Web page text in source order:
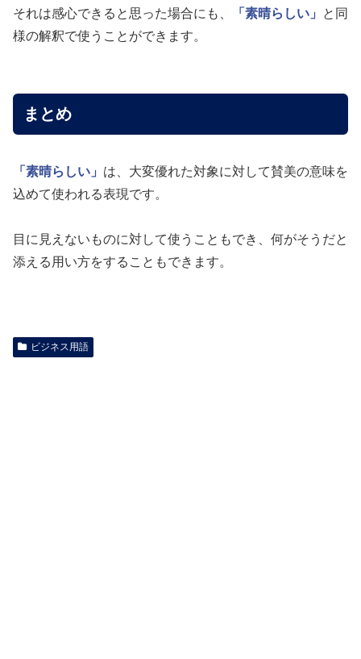
それは感心できると思った場合にも、
「素晴らしい」
と同
様の解釈で使うことができます。
まとめ
「素晴らしい」 は、大変優れた対象に対して賛美の意味を
込めて使われる表現です。
目に見えないものに対して使うこともでき、何がそうだと
添える用い方をすることもできます。
ビジネス用語